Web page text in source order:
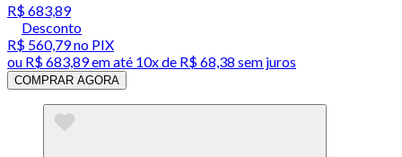
R$ 683,89
Desconto
R$ 560,79no PIX
ou R$ 683,89em até 10x de R$ 68,38 sem juros
COMPRAR AGORA